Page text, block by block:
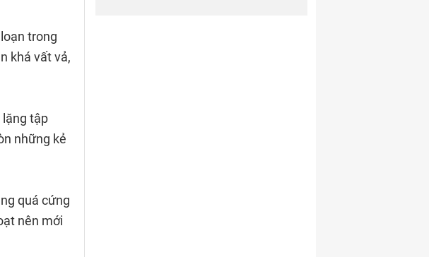
trong
khá vất vả,
lặng tập
những kẻ
quá cứng
nên mới